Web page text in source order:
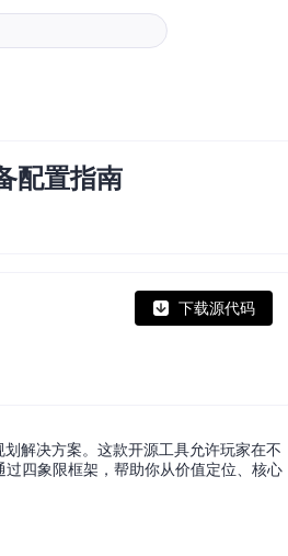
配置指南
下载源代码
解决方案。这款开源工具允许玩家在不
四象限框架，帮助你从价值定位、核心